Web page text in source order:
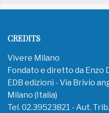
CREDITS
Vivere Milano
Fondato e diretto da Enzo
EDB edizioni - Via Brivio
Milano (Italia)
Tel. 02.39523821 - Aut.